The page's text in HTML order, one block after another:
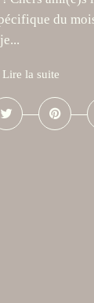
du
Lire la suite